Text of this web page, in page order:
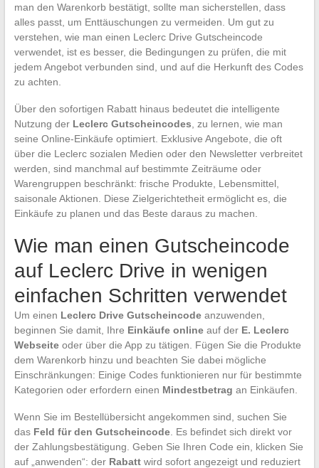
man den Warenkorb bestätigt, sollte man sicherstellen, dass
alles passt, um Enttäuschungen zu vermeiden. Um gut zu
verstehen, wie man einen Leclerc Drive Gutscheincode
verwendet, ist es besser, die Bedingungen zu prüfen, die mit
jedem Angebot verbunden sind, und auf die Herkunft des Codes
zu achten.
Über den sofortigen Rabatt hinaus bedeutet die intelligente
Nutzung der Leclerc Gutscheincodes , zu lernen, wie man
seine Online-Einkäufe optimiert. Exklusive Angebote, die oft
über die Leclerc sozialen Medien oder den Newsletter verbreitet
werden, sind manchmal auf bestimmte Zeiträume oder
Warengruppen beschränkt: frische Produkte, Lebensmittel,
saisonale Aktionen. Diese Zielgerichtetheit ermöglicht es, die
Einkäufe zu planen und das Beste daraus zu machen.
Wie man einen Gutscheincode
auf Leclerc Drive in wenigen
einfachen Schritten verwendet
Um einen Leclerc Drive Gutscheincodeanzuwenden,
beginnen Sie damit, Ihre Einkäufe onlineauf der E. Leclerc
Webseiteoder über die App zu tätigen. Fügen Sie die Produkte
dem Warenkorb hinzu und beachten Sie dabei mögliche
Einschränkungen: Einige Codes funktionieren nur für bestimmte
Kategorien oder erfordern einen Mindestbetrag an Einkäufen.
Wenn Sie im Bestellübersicht angekommen sind, suchen Sie
das Feld für den Gutscheincode. Es befindet sich direkt vor
der Zahlungsbestätigung. Geben Sie Ihren Code ein, klicken Sie
auf „anwenden“: der Rabattwird sofort angezeigt und reduziert